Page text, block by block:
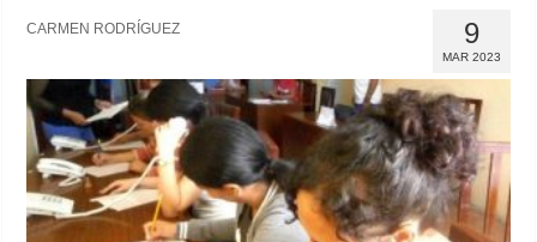
9
MAR 2023
CARMEN RODRÍGUEZ